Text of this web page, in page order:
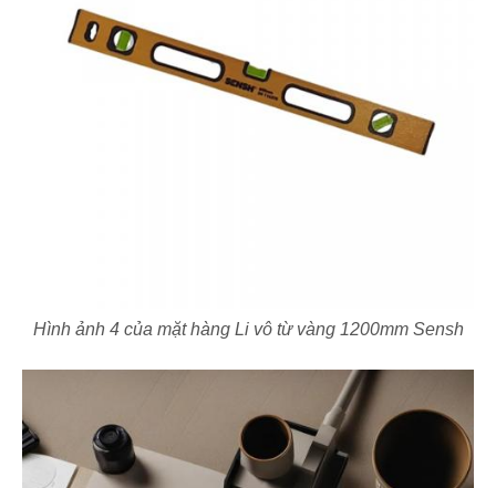
Hình ảnh 4 của mặt hàng Li vô từ vàng 1200mm Sensh